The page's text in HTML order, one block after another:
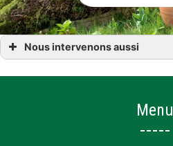
Nous intervenons aussi
Menu